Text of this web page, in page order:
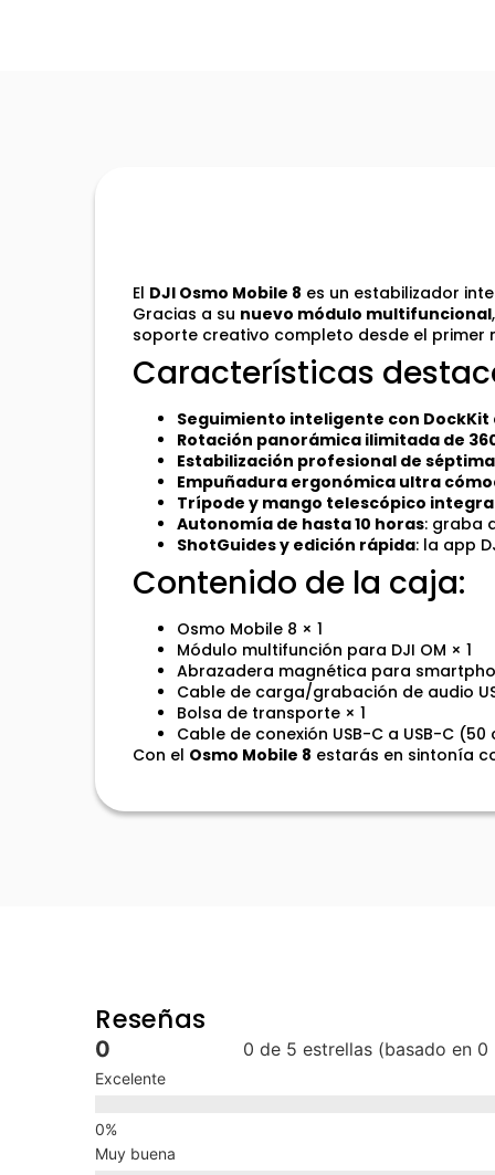
El DJI Osmo Mobile 8 es un estabilizador
Gracias a su nuevo módulo multifuncional
soporte creativo completo desde el primer
Características
Seguimiento inteligente con DockKit
Rotación panorámica ilimitada de
Estabilización profesional de
Empuñadura ergonómica ultra
Trípode y mango telescópico
Autonomía de hasta 10 horas: graba
ShotGuides y edición rápida: la app
Contenido de la caja:
Osmo Mobile 8 × 1
Módulo multifunción para DJI OM × 1
Abrazadera magnética para
Cable de carga/grabación de audio
Bolsa de transporte × 1
Cable de conexión USB-C a USB-C (50
Con el Osmo Mobile 8 estarás en sintonía
Reseñas
0 0 de 5 estrellas (basado en 0
Excelente
Muy buena